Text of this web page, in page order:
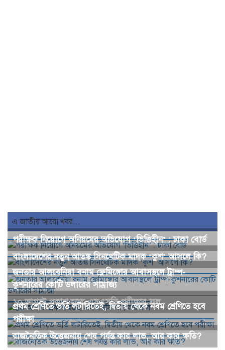
এ জাতীয় আরো খবর...
পরীক্ষক নিয়োগে অনিয়মের অভিযোগ ‘ভিত্তিহীন’ : ঢাকা বোর্ড
বাংলাদেশের নতুন আতঙ্ক সিনথেটিক মাদক ‘কুশ’ আসলে কি?
জনতার আলবেনিয়া বনাম ফ্লেমিঙ্গোর আবাসস্থলে ট্রাম্প-
কুশনারের কোটি ডলারের সাম্রাজ্য
১০ আগস্ট প্রকাশ হচ্ছে এসএসসি পরীক্ষার ফল
প্রথম শ্রেণিতে ভর্তি লটারিতেই, দ্বিতীয় থেকে নবম শ্রেণিতে হবে
পরীক্ষা
রাজনৈতিক উত্তেজনায় শেষ পর্যন্ত কার লাভ, আর কার ক্ষতি?